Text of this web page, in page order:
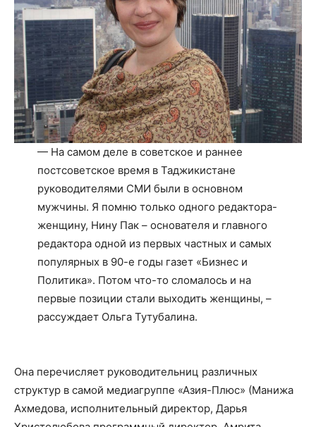
— На самом деле в советское и раннее
постсоветское время в Таджикистане
руководителями СМИ были в основном
мужчины. Я помню только одного редактора-
женщину, Нину Пак – основателя и главного
редактора одной из первых частных и самых
популярных в 90-е годы газет «Бизнес и
Политика». Потом что-то сломалось и на
первые позиции стали выходить женщины, –
рассуждает Ольга Тутубалина.
Она перечисляет руководительниц различных
структур в самой медиагруппе «Азия-Плюс» (Манижа
Ахмедова, исполнительный директор, Дарья